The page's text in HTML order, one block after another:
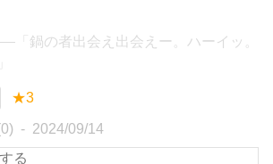
「鍋の者出会え出会えー。ハーイッ。
★3
2024/09/14